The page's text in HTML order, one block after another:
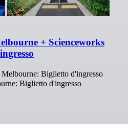
+ Scienceworks
Biglietto d'ingresso
Biglietto d'ingresso